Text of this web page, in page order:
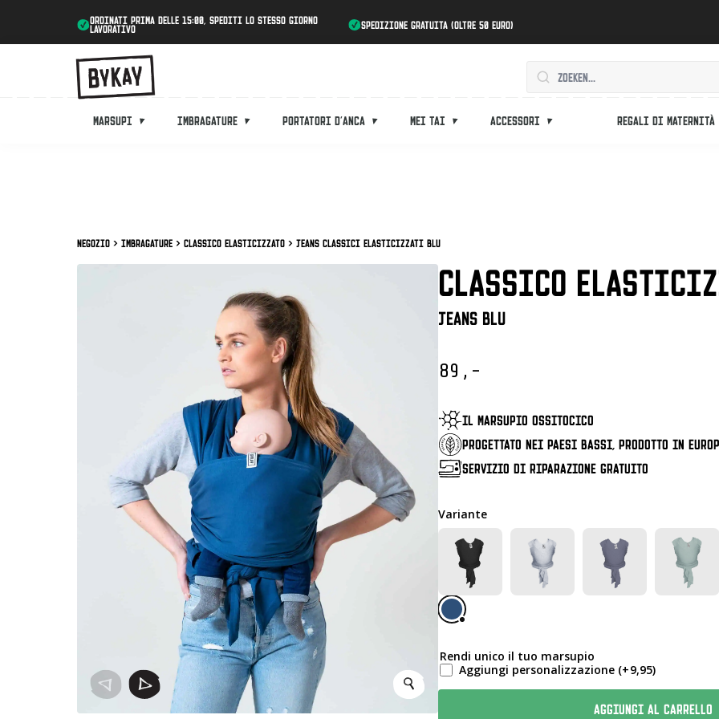
Ordinati prima delle 15:00, spediti lo stesso giorno
lavorativo Spedizione gratuita (oltre 50 euro)
Marsupi Imbragature Portatori d'anca Mei tai Accessori Regali di maternità
Negozio Imbragature Classico elasticizzato Jeans classici elasticizzati blu
CLASSICO
Jeans blu
89,-
IL MARSUPIO OSSITOCICO
PROGETTATO NEI PAESI BASSI, PRODOTTO IN
SERVIZIO DI RIPARAZIONE GRATUITO
Variante
Rendi unico il tuo marsupio
Aggiungi personalizzazione (+9,95)
AGGIUNGI AL CARRELLO